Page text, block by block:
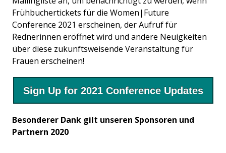
Frühbuchertickets für die Women|Future
Conference 2021 erscheinen, der Aufruf für
Rednerinnen eröffnet wird und andere Neuigkeiten
über diese zukunftsweisende Veranstaltung für
Frauen erscheinen!
Sign Up for 2021 Conference Updates
Besonderer Dank gilt unseren Sponsoren und
Partnern 2020